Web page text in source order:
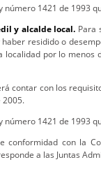
número 1421 de 1993
y alcalde local. Para
residido o
por lo menos
contar con los
2005.
número 1421 de 1993
conformidad con la
a las Juntas